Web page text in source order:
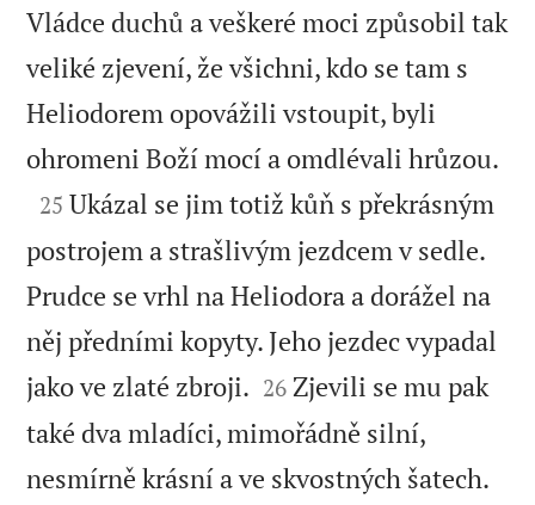
Vládce duchů a veškeré moci způsobil tak
veliké zjevení, že všichni, kdo se tam s
Heliodorem opovážili vstoupit, byli
ohromeni Boží mocí a omdlévali hrůzou.

25 Ukázal se jim totiž kůň s překrásným
postrojem a strašlivým jezdcem v sedle.
Prudce se vrhl na Heliodora a dorážel na
něj předními kopyty. Jeho jezdec vypadal
jako ve zlaté zbroji. 

26 Zjevili se mu pak
také dva mladíci, mimořádně silní,
nesmírně krásní a ve skvostných šatech.